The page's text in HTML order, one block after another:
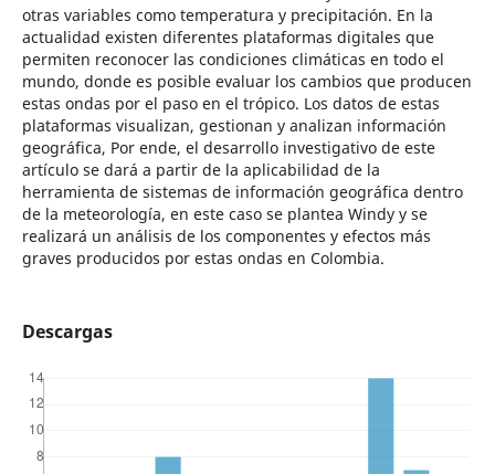
otras variables como temperatura y precipitación. En la
actualidad existen diferentes plataformas digitales que
permiten reconocer las condiciones climáticas en todo el
mundo, donde es posible evaluar los cambios que producen
estas ondas por el paso en el trópico. Los datos de estas
plataformas visualizan, gestionan y analizan información
geográfica, Por ende, el desarrollo investigativo de este
artículo se dará a partir de la aplicabilidad de la
herramienta de sistemas de información geográfica dentro
de la meteorología, en este caso se plantea Windy y se
realizará un análisis de los componentes y efectos más
graves producidos por estas ondas en Colombia.
Descargas